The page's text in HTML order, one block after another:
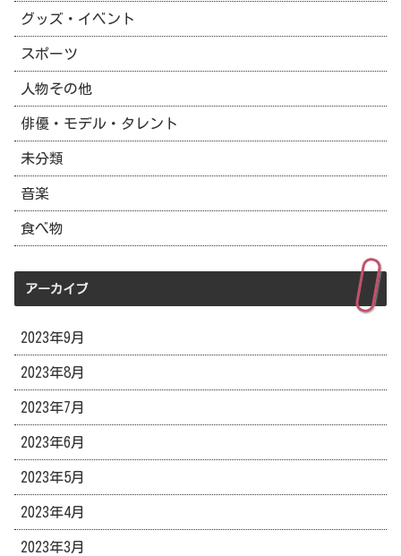
グッズ・イベント
スポーツ
人物その他
俳優・モデル・タレント
未分類
音楽
食べ物
アーカイブ
2023年9月
2023年8月
2023年7月
2023年6月
2023年5月
2023年4月
2023年3月